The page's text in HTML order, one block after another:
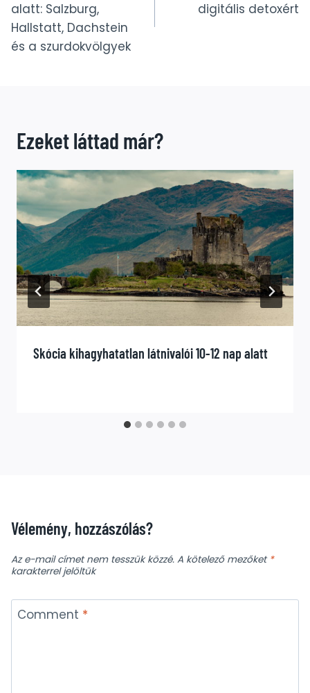
alatt: Salzburg,
Hallstatt, Dachstein
és a szurdokvölgyek
digitális detoxért
Ezeket láttad már?
Skócia kihagyhatatlan látnivalói 10-12 nap alatt
Vélemény, hozzászólás?
Az e-mail címet nem tesszük közzé. A kötelező mezőket *
karakterrel jelöltük
Comment *